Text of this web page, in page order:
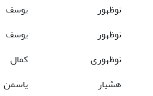
نوظهور
یوسف
نوظهور
یوسف
نوظهوری
کمال
هشیار
یاسمن